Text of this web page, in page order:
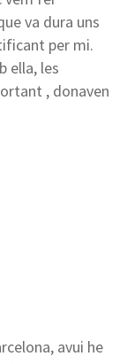
va dura uns
per mi.
ella, les
, donaven
​​avui he